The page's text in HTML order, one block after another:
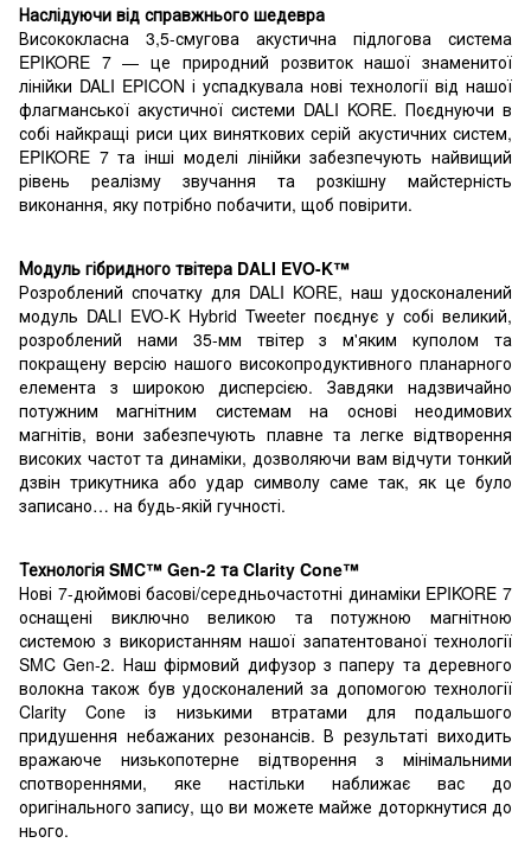
Наслідуючи від справжнього шедевра
Висококласна 3,5-смугова акустична підлогова система
EPIKORE 7 — це природний розвиток нашої знаменитої
лінійки DALI EPICON і успадкувала нові технології від нашої
флагманської акустичної системи DALI KORE. Поєднуючи в
собі найкращі риси цих виняткових серій акустичних систем,
EPIKORE 7 та інші моделі лінійки забезпечують найвищий
рівень реалізму звучання та розкішну майстерність
виконання, яку потрібно побачити, щоб повірити.
Модуль гібридного твітера DALI EVO-K™
Розроблений спочатку для DALI KORE, наш удосконалений
модуль DALI EVO-K Hybrid Tweeter поєднує у собі великий,
розроблений нами 35-мм твітер з м'яким куполом та
покращену версію нашого високопродуктивного планарного
елемента з широкою дисперсією. Завдяки надзвичайно
потужним магнітним системам на основі неодимових
магнітів, вони забезпечують плавне та легке відтворення
високих частот та динаміки, дозволяючи вам відчути тонкий
дзвін трикутника або удар символу саме так, як це було
записано… на будь-якій гучності.
Технологія SMC™ Gen-2 та Clarity Cone™
Нові 7-дюймові басові/середньочастотні динаміки EPIKORE 7
оснащені виключно великою та потужною магнітною
системою з використанням нашої запатентованої технології
SMC Gen-2. Наш фірмовий дифузор з паперу та деревного
волокна також був удосконалений за допомогою технології
Clarity Cone із низькими втратами для подальшого
придушення небажаних резонансів. В результаті виходить
вражаюче низькопотерне відтворення з мінімальними
спотвореннями, яке настільки наближає вас до
оригінального запису, що ви можете майже доторкнутися до
нього.